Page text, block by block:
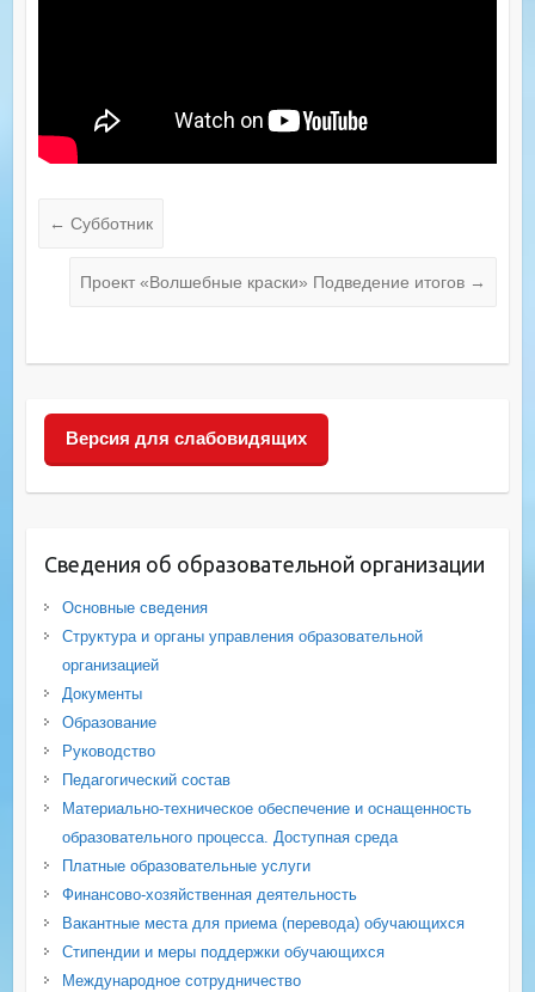
← Субботник
Проект «Волшебные краски» Подведение итогов →
Версия для слабовидящих
Сведения об образовательной организации
Основные сведения
Структура и органы управления образовательной
организацией
Документы
Образование
Руководство
Педагогический состав
Материально-техническое обеспечение и оснащенность
образовательного процесса. Доступная среда
Платные образовательные услуги
Финансово-хозяйственная деятельность
Вакантные места для приема (перевода) обучающихся
Стипендии и меры поддержки обучающихся
Международное сотрудничество